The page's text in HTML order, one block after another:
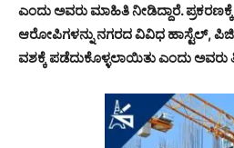
ಎಂದು ಅವರು ಮಾಹಿತಿ ನೀಡಿದ್ದಾರೆ.
ಆರೋಪಿಗಳನ್ನು ನಗರದ ವಿವಿಧ ಹಾಸ್ಟೆಲ್,
ವಶಕ್ಕೆ ಪಡೆದುಕೊಳ್ಳಲಾಯಿತು ಎಂದು ಅವರು